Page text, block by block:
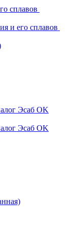
сплавов
и его сплавов
Эсаб OK
Эсаб OK